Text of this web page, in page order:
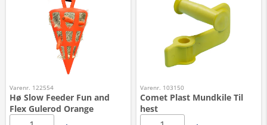
Varenr. 122554
Hø Slow Feeder Fun and
Flex Gulerod Orange
Varenr. 103150
Comet Plast Mundkile Til
hest